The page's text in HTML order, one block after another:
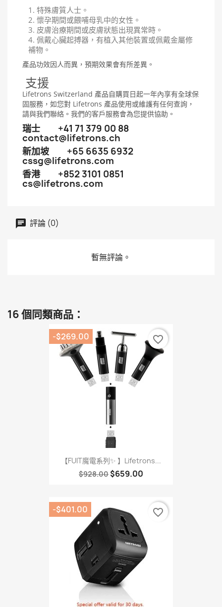
特殊膚質人士。
懷孕期間或餵哺母乳中的女性。
皮膚治療期間或皮膚狀態出現異常時。
佩戴心臟起搏器，有植入其他裝置或佩戴金屬修
補物。
產品功效因人而異，預期效果會有所差異。
支援
Lifetrons Switzerland 產品自購買日起一年內享有全球保
固服務，如您對 Lifetrons 產品使用或維護有任何查詢，
請與我們聯絡。我們的客戶服務會為您提供協助。
瑞士 +41 71 379 00 88
contact@lifetrons.ch
新加坡
+65 6635 6932
cssg@lifetrons.com
香港
+852 3101 0851
cs@lifetrons.com
評論 (0)
暫無評論。
16 個同類商品：
【FUIT魔電系列✨ 】Lifetrons...
$928.00 $659.00
-$269.00 favorite_border
-$401.00 favorite_border